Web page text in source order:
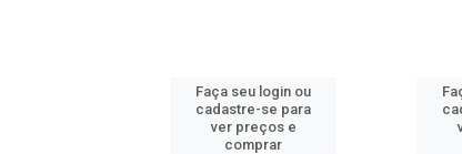
Faça seu login ou
cadastre-se para
ver preços e
comprar